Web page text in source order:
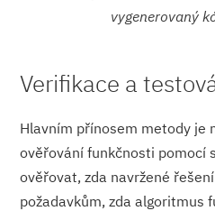
vygenerovaný
Verifikace a
Hlavním přínosem metody je
ověřování funkčnosti pomocí
ověřovat, zda navržené
požadavkům, zda algoritmus